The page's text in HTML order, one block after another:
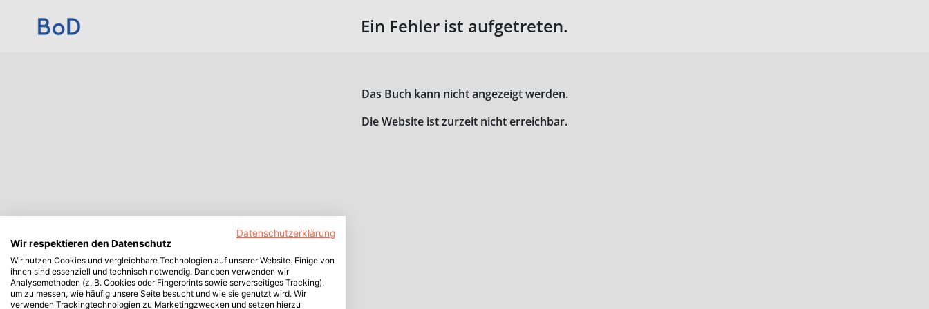
Ein Fehler ist aufgetreten.
Das Buch kann nicht angezeigt werden.
Die Website ist zurzeit nicht erreichbar.
Datenschutzerklärung
Wir respektieren den Datenschutz
Wir nutzen Cookies und vergleichbare Technologien auf unserer Website. Einige von
ihnen sind essenziell und technisch notwendig. Daneben verwenden wir
Analysemethoden (z. B. Cookies oder Fingerprints sowie serverseitiges Tracking),
um zu messen, wie häufig unsere Seite besucht und wie sie genutzt wird. Wir
verwenden Trackingtechnologien zu Marketingzwecken und setzen hierzu